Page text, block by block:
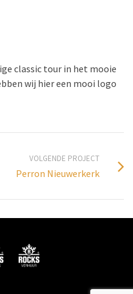
classic tour in het mooie
wij hier een mooi logo
VOLGENDE PROJECT
Perron Nieuwerkerk